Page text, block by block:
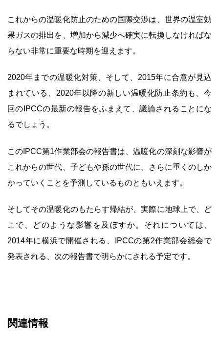
これからの温暖化防止のための国際交渉は、世界の温室効
果ガスの排出を、増加から減少へ確実に転換しなければな
らない非常に重要な時期を迎えます。
2020年までの温暖化対策、そして、2015年に合意が見込
まれている、2020年以降の新しい温暖化防止条約も、今
回のIPCCの最新の報告をふまえて、議論されることにな
るでしょう。
このIPCC第1作業部会の報告書は、温暖化の深刻な影響が
これからの世代、子どもや孫の世代に、さらに重くのしか
かっていくことを予測しているものともいえます。
そしてその温暖化のもたらす帰結が、実際に地球上で、ど
こで、どのような影響を及ぼすか。それについては、
2014年に横浜で開催される、IPCCの第2作業部会総会で
発表される、次の報告書で明らかにされる予定です。
関連情報